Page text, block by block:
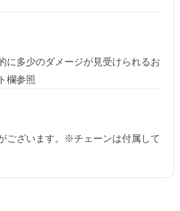
に多少のダメージが見受けられるお
欄参照
ございます。※チェーンは付属して